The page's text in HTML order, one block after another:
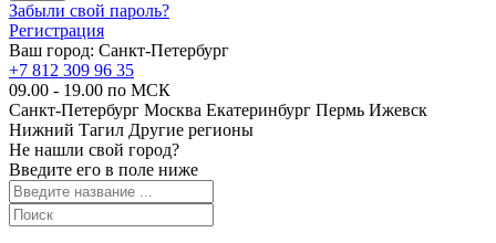
Забыли свой пароль?
Регистрация
Ваш город: Санкт-Петербург
+7 812 309 96 35
09.00 - 19.00 по МСК
Санкт-Петербург Москва Екатеринбург Пермь Ижевск
Нижний Тагил Другие регионы
Не нашли свой город?
Введите его в поле ниже